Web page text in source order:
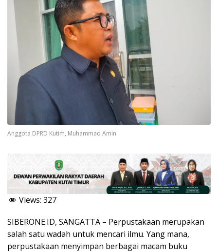
Anggota DPRD Kutim, Muhammad Amin
Views: 327
SIBERONE.ID, SANGATTA – Perpustakaan merupakan
salah satu wadah untuk mencari ilmu. Yang mana,
perpustakaan menyimpan berbagai macam buku